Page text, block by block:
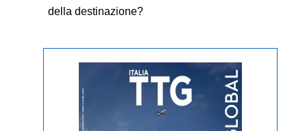
della destinazione?